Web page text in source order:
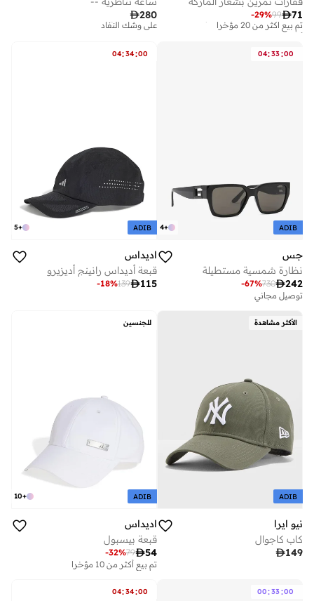
71
99
-29%
أفضل سعر خلال آخر 30 يوم
تم بيع أكثر من 20 مؤخرا
أفضل سعر خلال آخر 30 يوم
280
توصيل مجاني
على وشك النفاد
توصيل مجاني
04:33:00
+
4 ADIB
جس
نظارة شمسية مستطيلة
242
730
-67%
توصيل مجاني
04:34:00
+
5 ADIB
اديداس
قبعة أديداس رانينج أديزيرو
115
139
-18%
الأكثر مشاهدة
ADIB
نيو ايرا
كاب كاجوال
149
للجنسين
+
10 ADIB
اديداس
قبعة بيسبول
54
79
-32%
تم بيع أكثر من 10 مؤخرا
00:33:00
04:34:00